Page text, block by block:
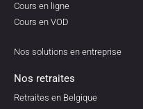
Cours en ligne
Cours en VOD
Nos solutions en entreprise
Nos retraites
Retraites en Belgique